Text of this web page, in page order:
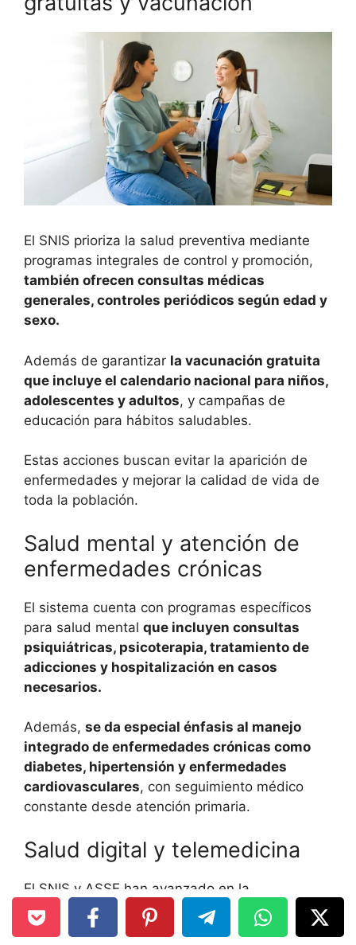
El SNIS prioriza la salud preventiva mediante
programas integrales de control y promoción,
también ofrecen consultas médicas
generales, controles periódicos según edad y
sexo.
Además de garantizar la vacunación gratuita
que incluye el calendario nacional para niños,
adolescentes y adultos, y campañas de
educación para hábitos saludables.
Estas acciones buscan evitar la aparición de
enfermedades y mejorar la calidad de vida de
toda la población.
Salud mental y atención de
enfermedades crónicas
El sistema cuenta con programas específicos
para salud mental que incluyen consultas
psiquiátricas, psicoterapia, tratamiento de
adicciones y hospitalización en casos
necesarios.
Además, se da especial énfasis al manejo
integrado de enfermedades crónicas como
diabetes, hipertensión y enfermedades
cardiovasculares, con seguimiento médico
constante desde atención primaria.
Salud digital y telemedicina
El SNIS y ASSE han avanzado en la
implementación de la historia clínica digital
que
permite un mejor seguimiento del paciente y